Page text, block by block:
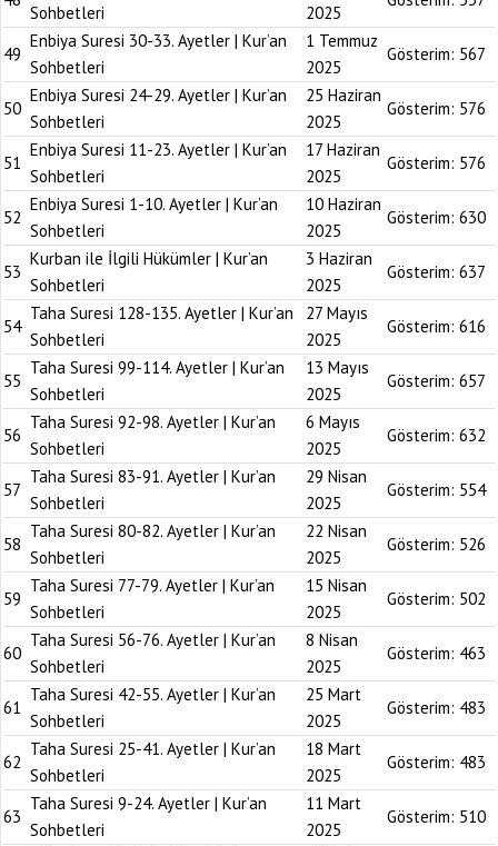
Sohbetleri 2025
49
Enbiya Suresi 30-33. Ayetler | Kur’an
Sohbetleri
1 Temmuz
2025
Gösterim: 567
50
Enbiya Suresi 24-29. Ayetler | Kur’an
Sohbetleri
25 Haziran
2025
Gösterim: 576
51
Enbiya Suresi 11-23. Ayetler | Kur’an
Sohbetleri
17 Haziran
2025
Gösterim: 576
52
Enbiya Suresi 1-10. Ayetler | Kur’an
Sohbetleri
10 Haziran
2025
Gösterim: 630
53
Kurban ile İlgili Hükümler | Kur’an
Sohbetleri
3 Haziran
2025
Gösterim: 637
54
Taha Suresi 128-135. Ayetler | Kur’an
Sohbetleri
27 Mayıs
2025
Gösterim: 616
55
Taha Suresi 99-114. Ayetler | Kur’an
Sohbetleri
13 Mayıs
2025
Gösterim: 657
56
Taha Suresi 92-98. Ayetler | Kur’an
Sohbetleri
6 Mayıs
2025
Gösterim: 632
57
Taha Suresi 83-91. Ayetler | Kur’an
Sohbetleri
29 Nisan
2025
Gösterim: 554
58
Taha Suresi 80-82. Ayetler | Kur’an
Sohbetleri
22 Nisan
2025
Gösterim: 526
59
Taha Suresi 77-79. Ayetler | Kur’an
Sohbetleri
15 Nisan
2025
Gösterim: 502
60
Taha Suresi 56-76. Ayetler | Kur’an
Sohbetleri
8 Nisan
2025
Gösterim: 463
61
Taha Suresi 42-55. Ayetler | Kur’an
Sohbetleri
25 Mart
2025
Gösterim: 483
62
Taha Suresi 25-41. Ayetler | Kur’an
Sohbetleri
18 Mart
2025
Gösterim: 483
63
Taha Suresi 9-24. Ayetler | Kur’an
Sohbetleri
11 Mart
2025
Gösterim: 510